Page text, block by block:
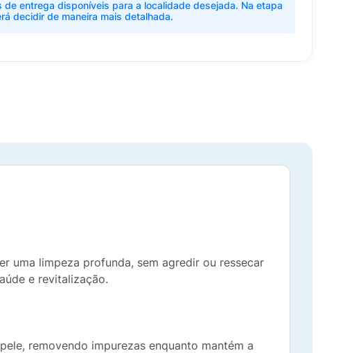
de entrega disponíveis para a localidade desejada. Na etapa
decidir de maneira mais detalhada.
uma limpeza profunda, sem agredir ou ressecar
e revitalização.
removendo impurezas enquanto mantém a